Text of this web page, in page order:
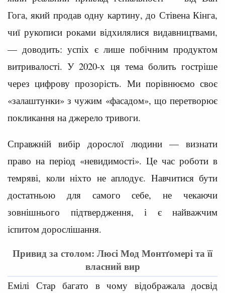
Гога, який продав одну картину, до Стівена Кінга,
чиї рукописи роками відхилялися видавництвами,
— доводить: успіх є лише побічним продуктом
витривалості. У 2020-х ця тема болить гостріше
через цифрову прозорість. Ми порівнюємо своє
«залаштунки» з чужим «фасадом», що перетворює
покликання на джерело тривоги.
Справжній вибір дорослої людини — визнати
право на період «невидимості». Це час роботи в
темряві, коли ніхто не аплодує. Навчитися бути
достатньою для самого себе, не чекаючи
зовнішнього підтвердження, і є найважчим
іспитом дорослішання.
Привид за столом: Люсі Мод Монтґомері та її
власний вир
Емілі Стар багато в чому відображала досвід